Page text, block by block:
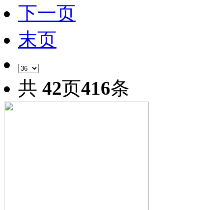
下一页
末页
共 42页416条